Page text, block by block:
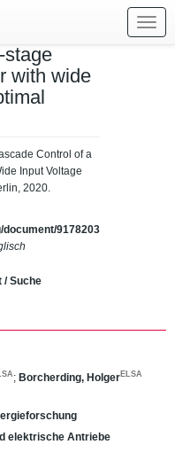
stage
with wide
Control of a
Input Voltage
2020.
9178203
/ Suche
; Borcherding, Holger ELSA
elektrische Antriebe